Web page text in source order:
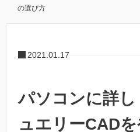
の選び方
2021.01.17
パソコンに詳
ュエリーCAD